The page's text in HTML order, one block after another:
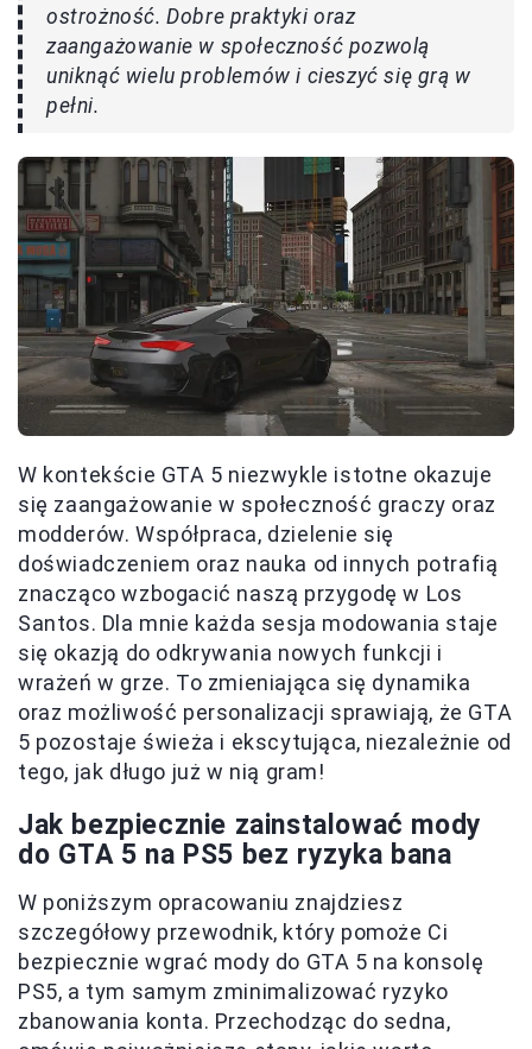
ostrożność. Dobre praktyki oraz
zaangażowanie w społeczność pozwolą
uniknąć wielu problemów i cieszyć się grą w
pełni.
W kontekście GTA 5 niezwykle istotne okazuje
się zaangażowanie w społeczność graczy oraz
modderów. Współpraca, dzielenie się
doświadczeniem oraz nauka od innych potrafią
znacząco wzbogacić naszą przygodę w Los
Santos. Dla mnie każda sesja modowania staje
się okazją do odkrywania nowych funkcji i
wrażeń w grze. To zmieniająca się dynamika
oraz możliwość personalizacji sprawiają, że GTA
5 pozostaje świeża i ekscytująca, niezależnie od
tego, jak długo już w nią gram!
Jak bezpiecznie zainstalować mody
do GTA 5 na PS5 bez ryzyka bana
W poniższym opracowaniu znajdziesz
szczegółowy przewodnik, który pomoże Ci
bezpiecznie wgrać mody do GTA 5 na konsolę
PS5, a tym samym zminimalizować ryzyko
zbanowania konta. Przechodząc do sedna,